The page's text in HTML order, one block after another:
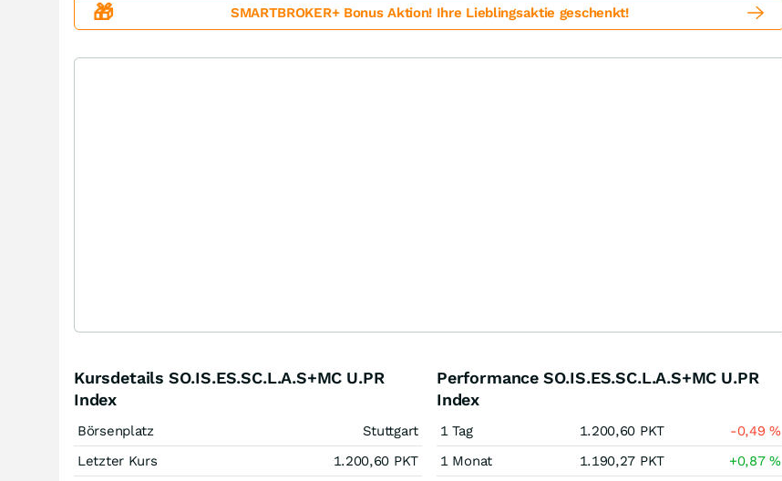
🎁 SMARTBROKER+ Bonus Aktion! Ihre Lieblingsaktie geschenkt!
Kursdetails SO.IS.ES.SC.L.A.S+MC U.PR
Index
Börsenplatz
Stuttgart
Letzter Kurs
1.200,60 PKT
Performance SO.IS.ES.SC.L.A.S+MC U.PR
Index
1 Tag 1.200,60 PKT -0,49%
1 Monat
1.190,27 PKT +0,87%